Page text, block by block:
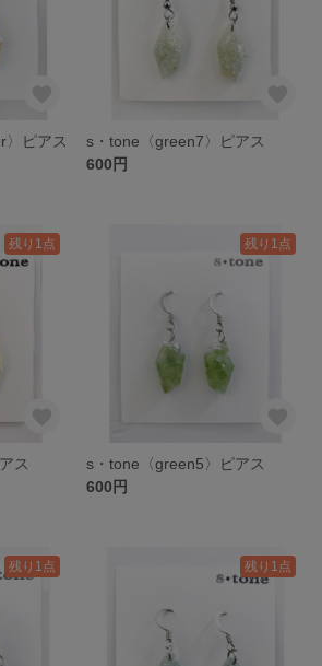
ピアス
s・tone〈green7〉ピアス
600円
残り1点
ス
残り1点
s・tone〈green5〉ピアス
600円
残り1点 残り1点